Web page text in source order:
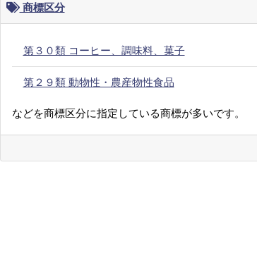
商標区分
第３０類 コーヒー、調味料、菓子
第２９類 動物性・農産物性食品
などを商標区分に指定している商標が多いです。